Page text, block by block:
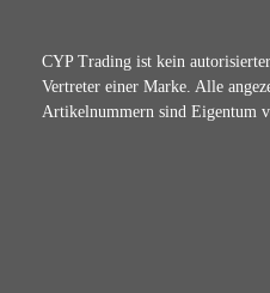
CYP Trading ist kein
Vertreter einer Marke. Alle
Artikelnummern sind Eigentum